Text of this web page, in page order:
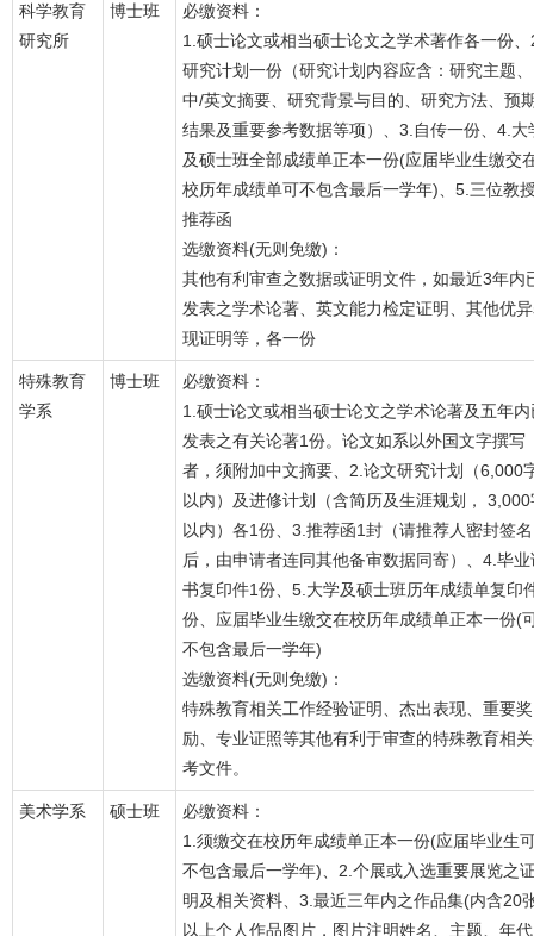
科学教育
研究所
博士班
必缴资料：
1.硕士论文或相当硕士论文之学术著作各一份、
研究计划一份（研究计划内容应含：研究主题、
中/英文摘要、研究背景与目的、研究方法、预
结果及重要参考数据等项）、3.自传一份、4.大
及硕士班全部成绩单正本一份(应届毕业生缴交
校历年成绩单可不包含最后一学年)、5.三位教
推荐函
选缴资料(无则免缴)：
其他有利审查之数据或证明文件，如最近3年内
发表之学术论著、英文能力检定证明、其他优
现证明等，各一份
特殊教育
学系
博士班
必缴资料：
1.硕士论文或相当硕士论文之学术论著及五年内
发表之有关论著1份。论文如系以外国文字撰写
者，须附加中文摘要、2.论文研究计划（6,000
以内）及进修计划（含简历及生涯规划， 3,000
以内）各1份、3.推荐函1封（请推荐人密封签名
后，由申请者连同其他备审数据同寄）、4.毕业
书复印件1份、5.大学及硕士班历年成绩单复印
份、应届毕业生缴交在校历年成绩单正本一份(
不包含最后一学年)
选缴资料(无则免缴)：
特殊教育相关工作经验证明、杰出表现、重要奖
励、专业证照等其他有利于审查的特殊教育相
考文件。
美术学系 硕士班
必缴资料：
1.须缴交在校历年成绩单正本一份(应届毕业生
不包含最后一学年)、2.个展或入选重要展览之
明及相关资料、3.最近三年内之作品集(内含20
以上个人作品图片，图片注明姓名、主题、年